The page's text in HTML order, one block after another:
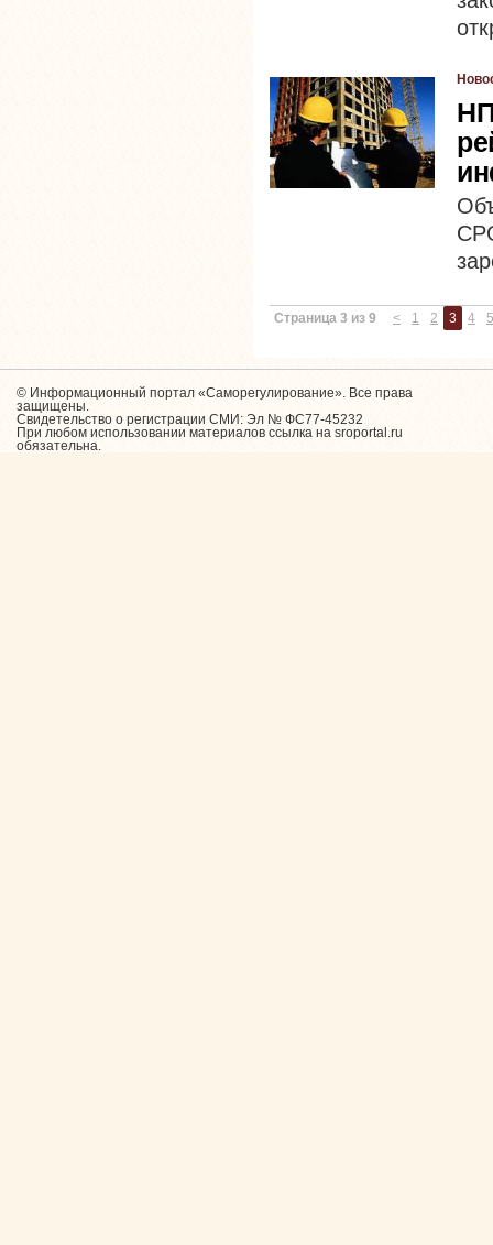
Страница 3 из 9 < 1 2 3 4 5
© Информационный портал «Саморегулирование». Все права
защищены.
Свидетельство о регистрации СМИ: Эл № ФС77-45232
При любом использовании материалов ссылка на sroportal.ru
обязательна.